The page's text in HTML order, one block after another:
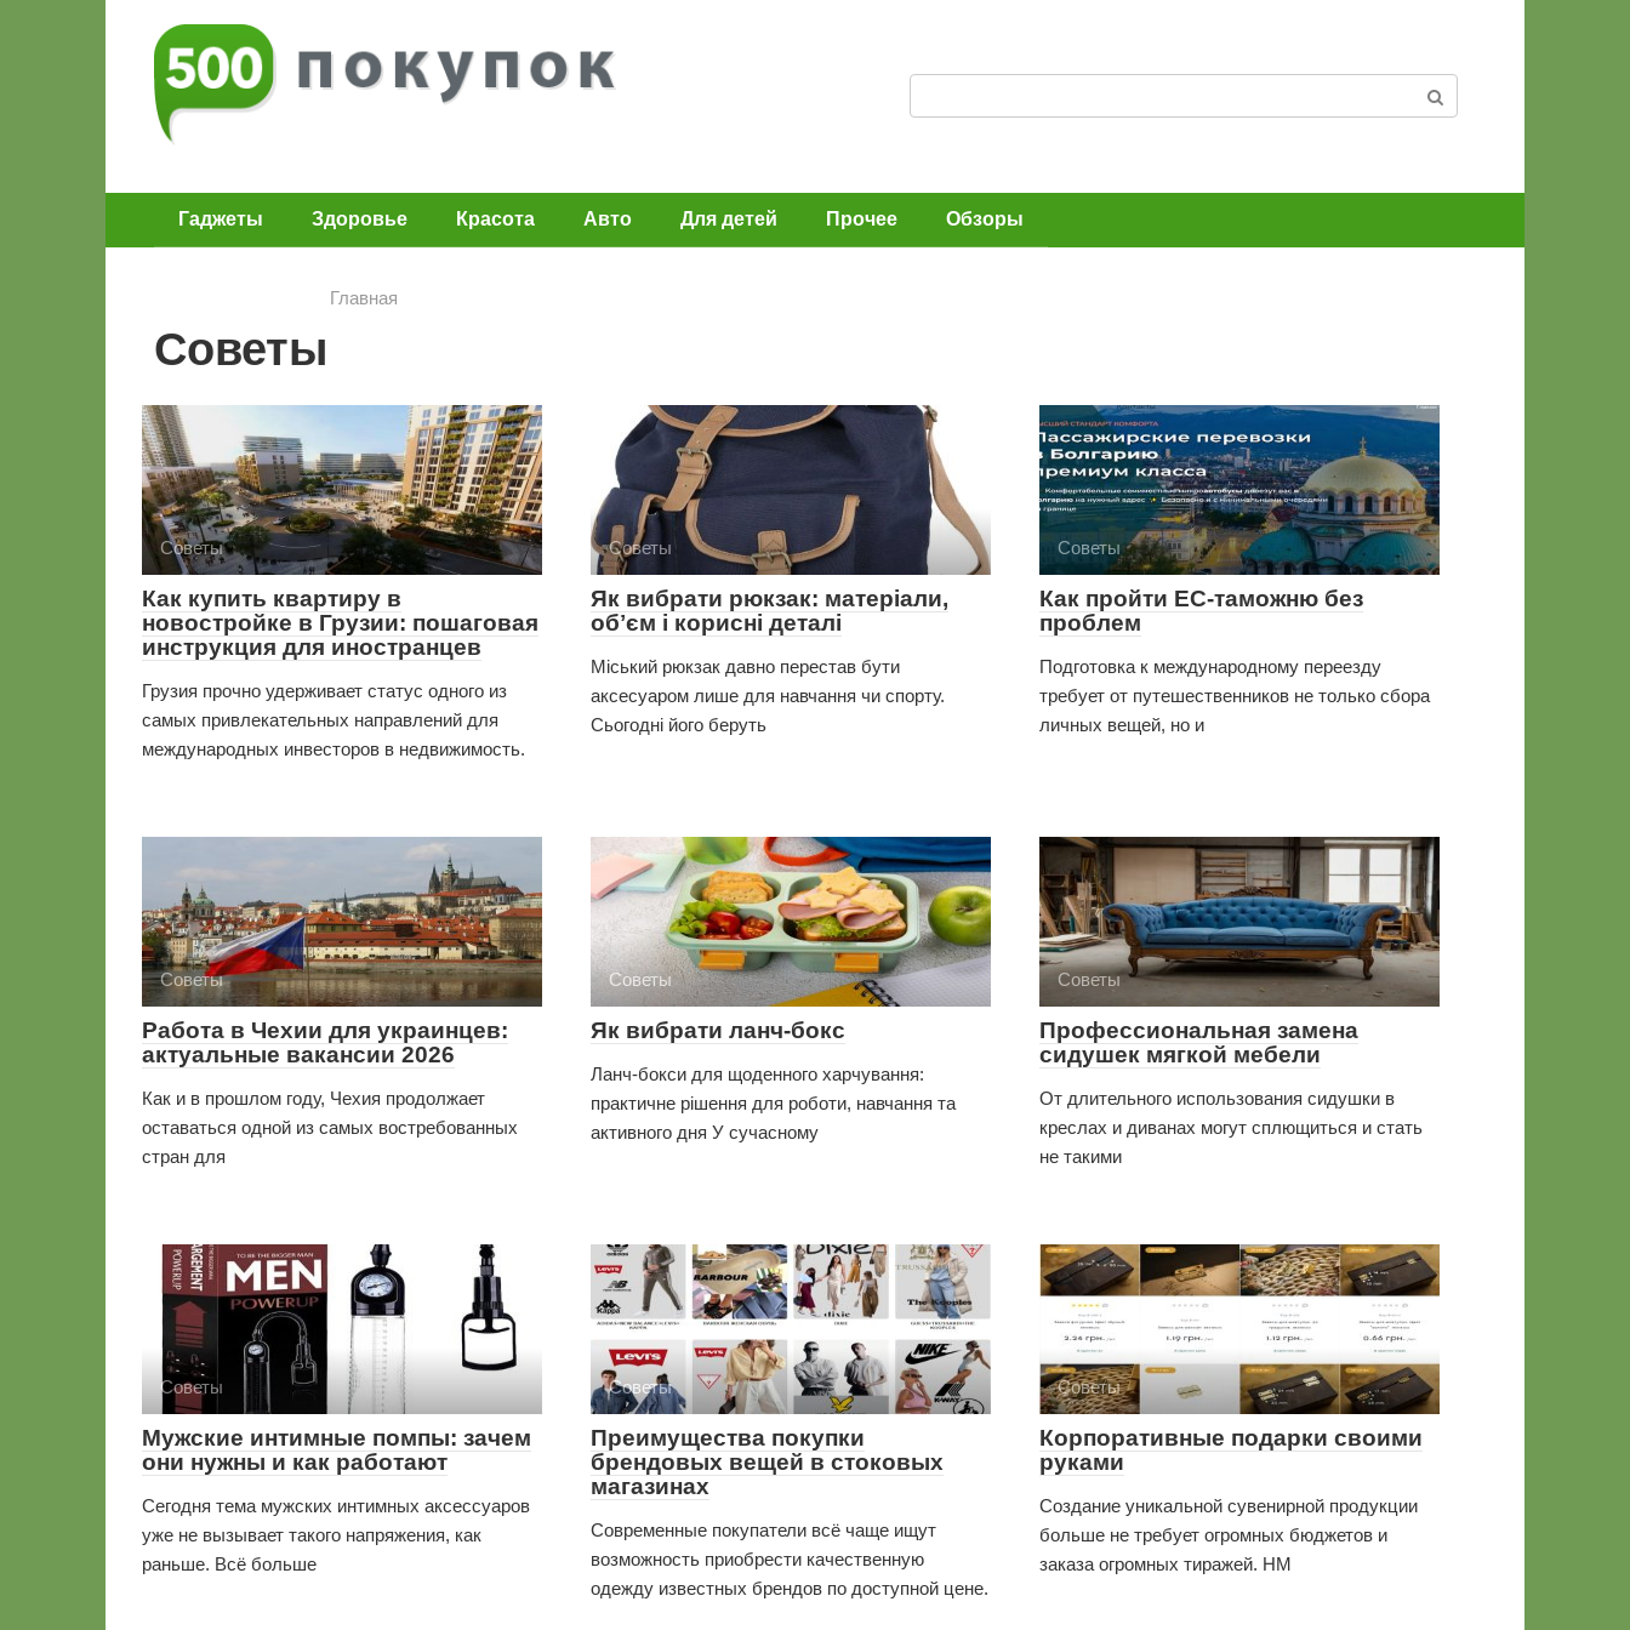
с
Гаджеты Здоровье Красота Авто Для детей Прочее Обзоры
Главная
Советы
Советы
Как купить квартиру в
новостройке в Грузии: пошаговая
инструкция для иностранцев
Грузия прочно удерживает статус одного из
самых привлекательных направлений для
международных инвесторов в недвижимость.
Советы
Як вибрати рюкзак: матеріали,
обʼєм і корисні деталі
Міський рюкзак давно перестав бути
аксесуаром лише для навчання чи спорту.
Сьогодні його беруть
Советы
Как пройти ЕС-таможню без
проблем
Подготовка к международному переезду
требует от путешественников не только сбора
личных вещей, но и
Советы
Работа в Чехии для украинцев:
актуальные вакансии 2026
Как и в прошлом году, Чехия продолжает
оставаться одной из самых востребованных
стран для
Советы
Як вибрати ланч-бокс
Ланч-бокси для щоденного харчування:
практичне рішення для роботи, навчання та
активного дня У сучасному
Советы
Профессиональная замена
сидушек мягкой мебели
От длительного использования сидушки в
креслах и диванах могут сплющиться и стать
не такими
Советы
Мужские интимные помпы: зачем
они нужны и как работают
Сегодня тема мужских интимных аксессуаров
уже не вызывает такого напряжения, как
раньше. Всё больше
Советы
Преимущества покупки
брендовых вещей в стоковых
магазинах
Современные покупатели всё чаще ищут
возможность приобрести качественную
одежду известных брендов по доступной цене.
Советы
Корпоративные подарки своими
руками
Создание уникальной сувенирной продукции
больше не требует огромных бюджетов и
заказа огромных тиражей. HM